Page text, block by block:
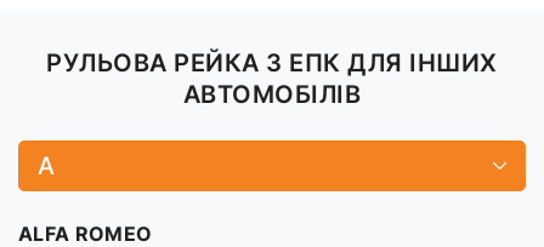
РУЛЬОВА РЕЙКА З ЕПК ДЛЯ ІНШИХ
АВТОМОБІЛІВ
A
ALFA ROMEO